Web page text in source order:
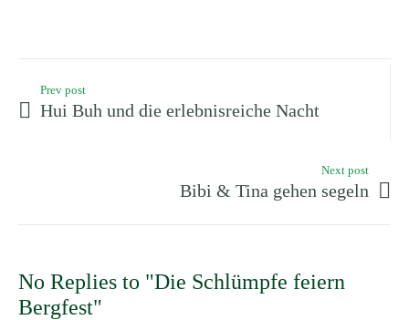
Prev post
Hui Buh und die erlebnisreiche Nacht
Next post
Bibi & Tina gehen segeln
No Replies to "Die Schlümpfe feiern
Bergfest"